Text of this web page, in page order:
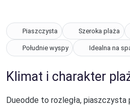
Piaszczysta Szeroka plaża
Południe wyspy Idealna na
Klimat i charakter
Dueodde to rozległa, piaszczysta